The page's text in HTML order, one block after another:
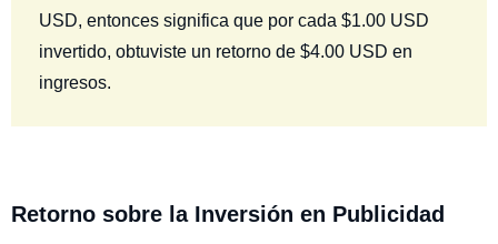
USD, entonces significa que por cada $1.00 USD
invertido, obtuviste un retorno de $4.00 USD en
ingresos.
Retorno sobre la Inversión en Publicidad